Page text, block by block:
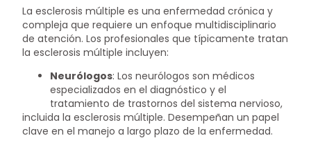
La esclerosis múltiple es una enfermedad crónica y
compleja que requiere un enfoque multidisciplinario
de atención. Los profesionales que típicamente tratan
la esclerosis múltiple incluyen:
Neurólogos: Los neurólogos son médicos
especializados en el diagnóstico y el
tratamiento de trastornos del sistema nervioso,
incluida la esclerosis múltiple. Desempeñan un papel
clave en el manejo a largo plazo de la enfermedad.